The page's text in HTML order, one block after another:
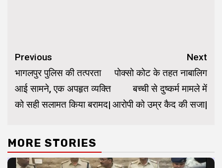
Continue
Reading
Previous
भागलपुर पुलिस की तत्परता
आई सामने, एक अपहृत व्यक्ति
को सही सलामत किया बरामद|
Next
पोक्सो कोट के तहत नाबालिग
बच्ची से दुष्कर्म मामले में
आरोपी को उम्र कैद की सजा|
MORE STORIES